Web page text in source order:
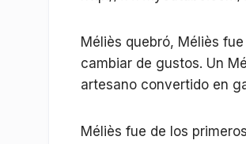
Méliès quebró, Méliès
cambiar de gustos. Un
artesano convertido en
Méliès fue de los